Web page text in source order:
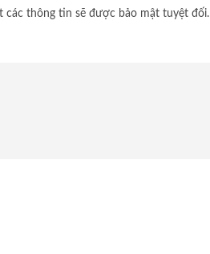
các thông tin sẽ được bảo mật tuyệt đối.